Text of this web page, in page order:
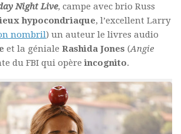
Night Live, campe avec brio Russ
hypocondriaque, l’excellent Larry
nombril) un auteur le livres audio
et la géniale Rashida Jones (Angie
du FBI qui opèreincognito.